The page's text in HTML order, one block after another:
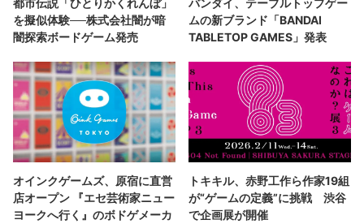
都市伝説「ひとりかくれんぼ」
を擬似体験──株式会社闇が暗
闇探索ボードゲーム発売
バンダイ、テーブルトップゲー
ムの新ブランド「BANDAI
TABLETOP GAMES」発表
オインクゲームズ、原宿に直営
店オープン 『エセ芸術家ニュー
ヨークへ行く』のボドゲメーカ
トキキル、赤野工作ら作家19組
が“ゲームの定義”に挑戦 渋谷
で企画展が開催